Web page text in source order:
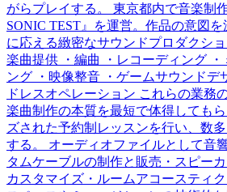
がらプレイする。 東京都内で音楽制
SONIC TEST』を運営。作品の意図
に応える緻密なサウンドプロダクシ
楽曲提供 ・編曲 ・レコーディング ・
ング ・映像整音 ・ゲームサウンドデ
ドレスオペレーション これらの業務
楽曲制作の本質を最短で体得しても
ズされた予約制レッスンを行い、数
する。 オーディオファイルとして音
タムケーブルの制作と販売・スピー
カスタマイズ・ルームアコースティ